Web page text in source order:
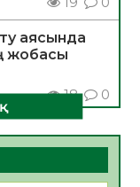
аясында
жобасы
18 0
өтті
19 0